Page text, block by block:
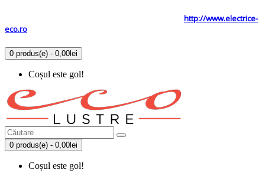
http://www.electrice-
eco.ro
0 produs(e) - 0,00lei
Coșul este gol!
0 produs(e) - 0,00lei
Coșul este gol!